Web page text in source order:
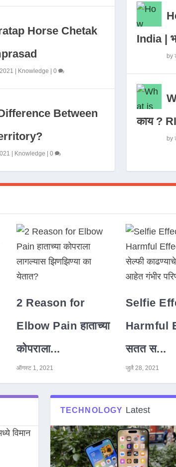
Horse Chetak
Knowledge |0
Between
Knowledge |0
India |
by
काय ?
by
2 Reason for
Elbow Pain हाताच्या
कोपराला...
ऑगस्ट 1, 2021
Selfie
Harmful
सतत स...
जुलै 28, 2021
TECHNOLOGY Latest